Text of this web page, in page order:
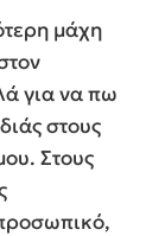
μάχη
για να πω
στους
Στους